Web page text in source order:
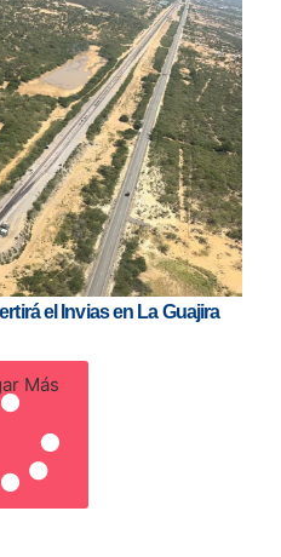
el Invias en La Guajira
Más